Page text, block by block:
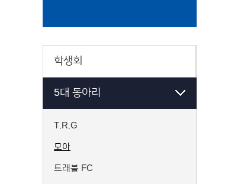
학생회
5대 동아리
T.R.G
모아
트래블 FC